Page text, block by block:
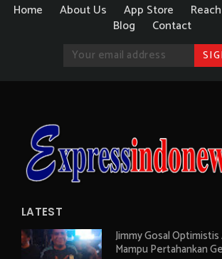
Home About Us App Store
Blog
Contact
LATEST
Jimmy Gosal
Mampu Pertahankan